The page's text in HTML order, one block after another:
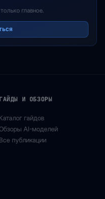
главное.
ГАЙДЫ И ОБЗОРЫ
Каталог гайдов
AI-моделей
Все публикации